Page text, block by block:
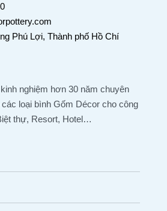
Phú Lợi, Thành phố Hồ Chí
nghiệm hơn 30 năm chuyên
loại bình Gốm Décor cho công
thự, Resort, Hotel…